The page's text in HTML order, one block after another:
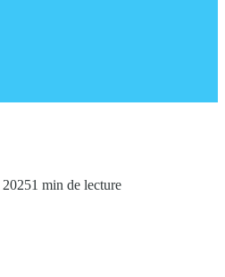
1 min de lecture